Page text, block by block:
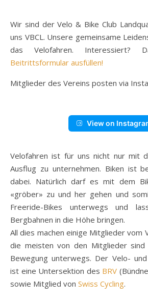
Wir sind der Velo & Bike Club Landquart. Kurz nennen wir
uns VBCL. Unsere gemeinsame
das Velofahren. Interessiert?
Beitrittsformular ausfüllen!
Mitglieder des Vereins posten via
View on
Velofahren ist für uns nicht nur mit
Ausflug zu unternehmen. Biken ist
dabei. Natürlich darf es mit dem
«gröber» zu und her gehen und
Freeride-Bikes unterwegs und
Bergbahnen in die Höhe bringen.
All dies machen einige Mitglieder vom
die meisten von den Mitglieder
Bewegung unterwegs. Der Velo-
ist eine Untersektion des BRV
sowie Mitglied von Swiss Cycling.